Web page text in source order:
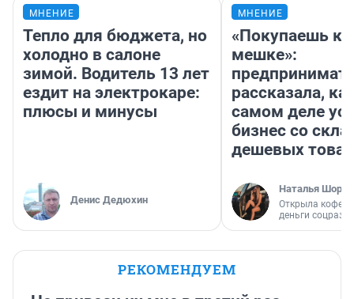
МНЕНИЕ
Тепло для бюджета, но
холодно в салоне
зимой. Водитель 13 лет
ездит на электрокаре:
плюсы и минусы
Денис Дедюхин
МНЕНИЕ
«Покупаешь
мешке»:
рассказала,
самом деле
бизнес со
дешевых
Наталья
Открыла
деньги
РЕКОМЕНДУЕМ